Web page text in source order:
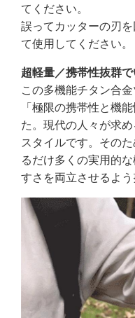
てください。
誤ってカッターの刃
て使用してください。
超軽量／携帯性抜群
この多機能チタン合
「極限の携帯性と機
た。現代の人々が求
スタイルです。その
るだけ多くの実用的
すさを両立させるよう